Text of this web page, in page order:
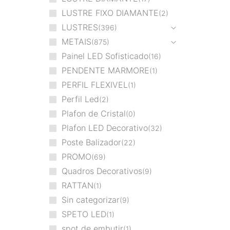
LUSTRE FIXO DIAMANTE 2
LUSTRES 396
METAIS 875
Painel LED Sofisticado 16
PENDENTE MARMORE 1
PERFIL FLEXIVEL 1
Perfil Led 2
Plafon de Cristal 0
Plafon LED Decorativo 32
Poste Balizador 22
PROMO 69
Quadros Decorativos 9
RATTAN 1
Sin categorizar 9
SPETO LED 1